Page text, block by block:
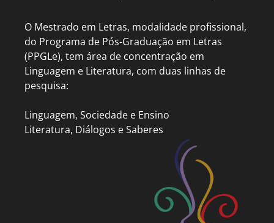
O Mestrado em Letras, modalidade profissional,
do Programa de Pós-Graduação em Letras
(PPGLe), tem área de concentração em
Linguagem e Literatura, com duas linhas de
pesquisa:
Linguagem, Sociedade e Ensino
Literatura, Diálogos e Saberes